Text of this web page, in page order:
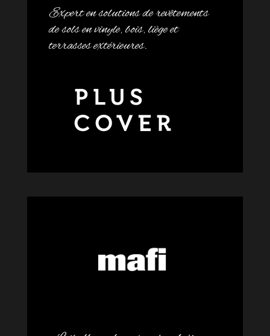
Expert en solutions de revêtements
de sols en vinyle, bois, liège et
terrasses extérieures.